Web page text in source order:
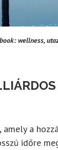
wellness,
a
időre